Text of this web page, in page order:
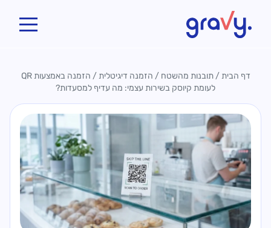
דף הבית/תובנות מהשטח / הזמנה דיגיטלית/
הזמנה באמצעות QR
לעומת קיוסק בשירות עצמי: מה עדיף למסעדות?